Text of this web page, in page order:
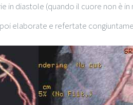
in diastole (quando il cuore non è
elaborate e refertate